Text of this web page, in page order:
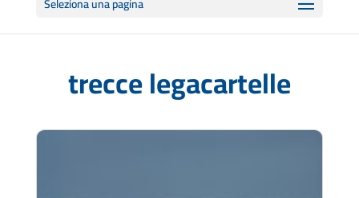
trecce legacartelle